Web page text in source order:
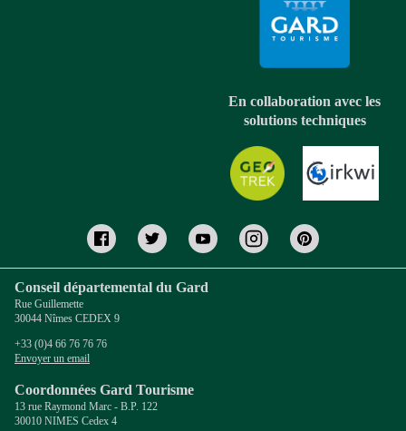
En collaboration avec les
solutions techniques
Conseil départemental du Gard
Rue Guillemette
30044 Nîmes CEDEX 9
+33 (0)4 66 76 76 76
Envoyer un email
Coordonnées Gard Tourisme
13 rue Raymond Marc - B.P. 122
30010 NIMES Cedex 4